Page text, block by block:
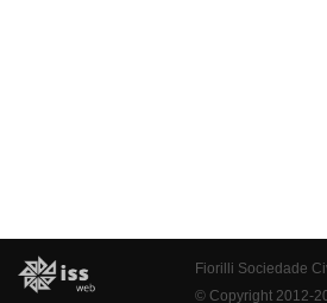
Fiorilli Sociedade
© Copyright 2012-